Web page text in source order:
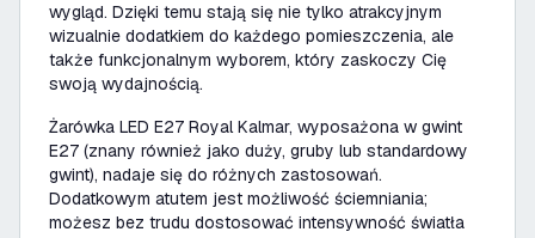
wygląd. Dzięki temu stają się nie tylko atrakcyjnym
wizualnie dodatkiem do każdego pomieszczenia, ale
także funkcjonalnym wyborem, który zaskoczy Cię
swoją wydajnością.
Żarówka LED E27 Royal Kalmar, wyposażona w gwint
E27 (znany również jako duży, gruby lub standardowy
gwint), nadaje się do różnych zastosowań.
Dodatkowym atutem jest możliwość ściemniania;
możesz bez trudu dostosować intensywność światła